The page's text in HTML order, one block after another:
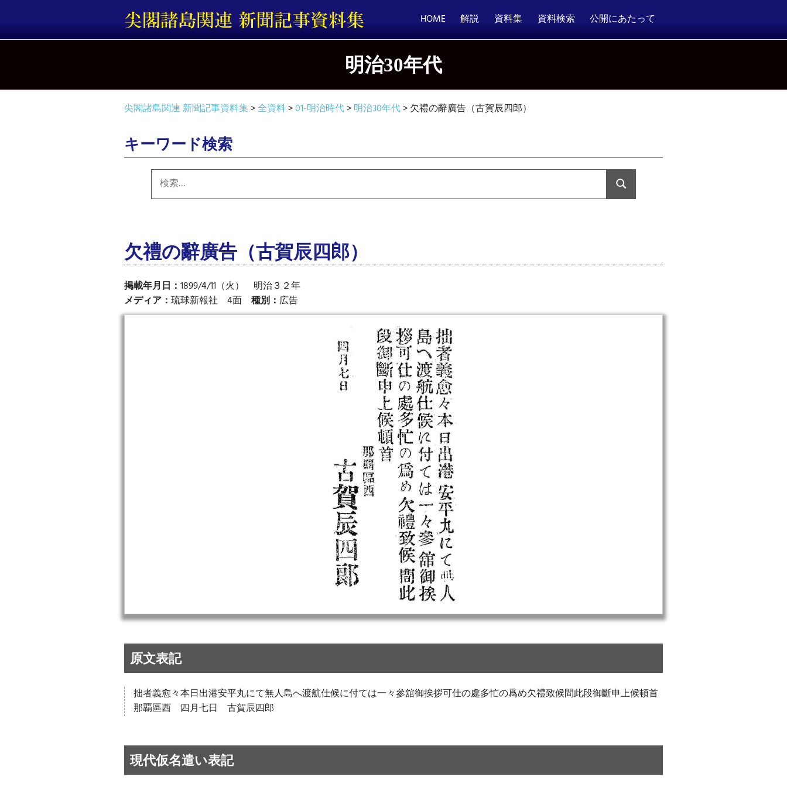
テ
ス
HOME 解説 資料集 資料検索 公開にあたって
明治30年代
尖閣諸島関連 新聞記事資料集>全資料>01-明治時代>明治30年代>欠禮の辭廣告（古賀辰四郎）
キーワード検索
索:
検
索
欠禮の辭廣告（古賀辰四郎）
掲載年月日： 1899/4/11（火） 明治３２年
メディア： 琉球新報社 4面 種別： 広告
原文表記
拙者義愈々本日出港安平丸にて無人島へ渡航仕候に付ては一々參舘御挨拶可仕の處多忙の爲め欠禮致候間此段御斷申上候頓首
那覇區西 四月七日 古賀辰四郎
現代仮名遣い表記